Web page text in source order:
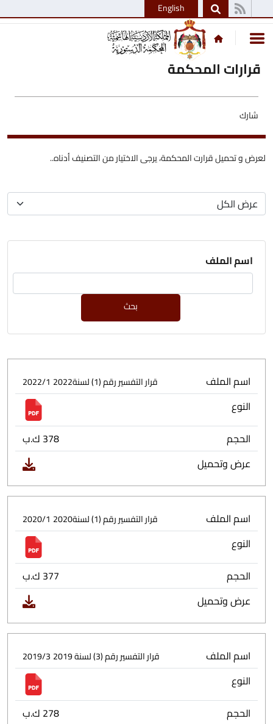
English
قرارات المحكمة
شارك
لعرض و تحميل قرارت المحكمة، يرجى الاختيار من التصنيف أدناه..
اسم الملف
بحث
اسم الملف قرار التفسير رقم (1) لسنة2022 2022/1
النوع
الحجم
378 ك.ب
عرض وتحميل
اسم الملف قرار التفسير رقم (1) لسنة2020 2020/1
النوع
الحجم
377 ك.ب
عرض وتحميل
اسم الملف قرار التفسير رقم (3) لسنة 2019 2019/3
النوع
الحجم
278 ك.ب